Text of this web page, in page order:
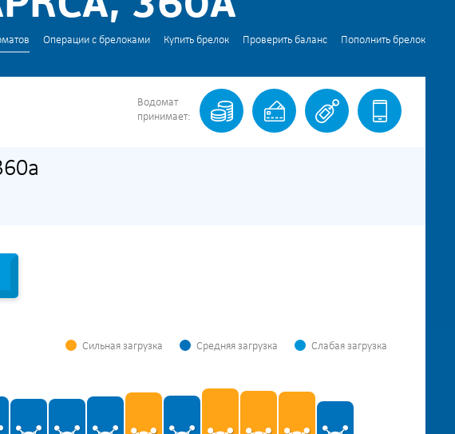
Операции с брелоками Купить брелок Проверить баланс Пополнить брелок
Водомат
принимает:
Сильная загрузка Средняя загрузка Слабая загрузка